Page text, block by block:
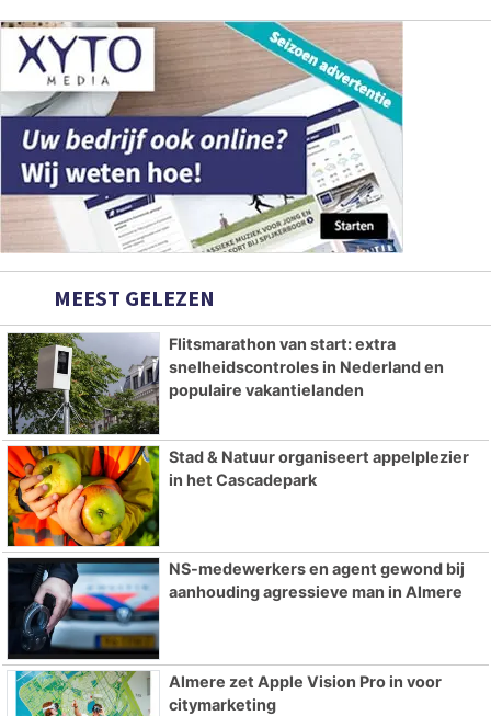
MEEST GELEZEN
Flitsmarathon van start: extra
snelheidscontroles in Nederland en
populaire vakantielanden
Stad & Natuur organiseert appelplezier
in het Cascadepark
NS-medewerkers en agent gewond bij
aanhouding agressieve man in Almere
Almere zet Apple Vision Pro in voor
citymarketing